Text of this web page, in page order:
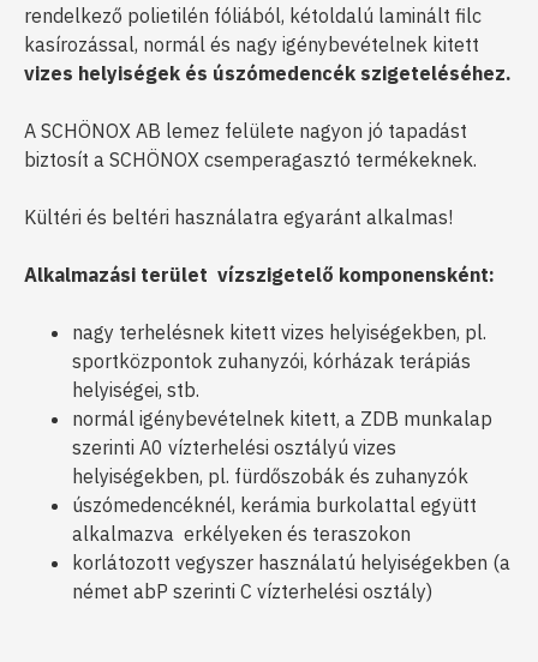
rendelkező polietilén fóliából, kétoldalú laminált filc
kasírozással, normál és nagy igénybevételnek kitett
vizes helyiségek és úszómedencék szigeteléséhez.
A SCHÖNOX AB lemez felülete nagyon jó tapadást
biztosít a SCHÖNOX csemperagasztó termékeknek.
Kültéri és beltéri használatra egyaránt alkalmas!
Alkalmazási terület vízszigetelő komponensként:
nagy terhelésnek kitett vizes helyiségekben, pl.
sportközpontok zuhanyzói, kórházak terápiás
helyiségei, stb.
normál igénybevételnek kitett, a ZDB munkalap
szerinti A0 vízterhelési osztályú vizes
helyiségekben, pl. fürdőszobák és zuhanyzók
úszómedencéknél, kerámia burkolattal együtt
alkalmazva erkélyeken és teraszokon
korlátozott vegyszer használatú helyiségekben (a
német abP szerinti C vízterhelési osztály)